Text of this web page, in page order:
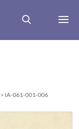
> IA-061-001-006